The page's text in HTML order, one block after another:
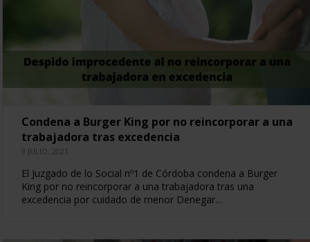
Condena a Burger King por no reincorporar a una
trabajadora tras excedencia
9 JULIO, 2021
El Juzgado de lo Social nº1 de Córdoba condena a Burger
King por no reincorporar a una trabajadora tras una
excedencia por cuidado de menor Denegar…